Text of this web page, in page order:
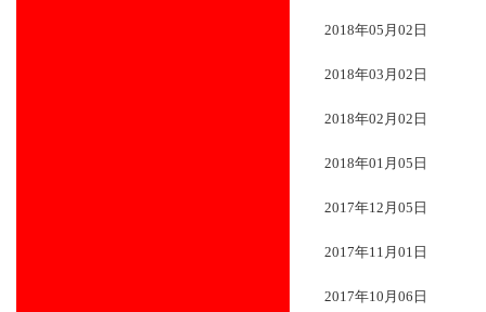
2018年05月02日
2018年03月02日
2018年02月02日
2018年01月05日
2017年12月05日
2017年11月01日
2017年10月06日